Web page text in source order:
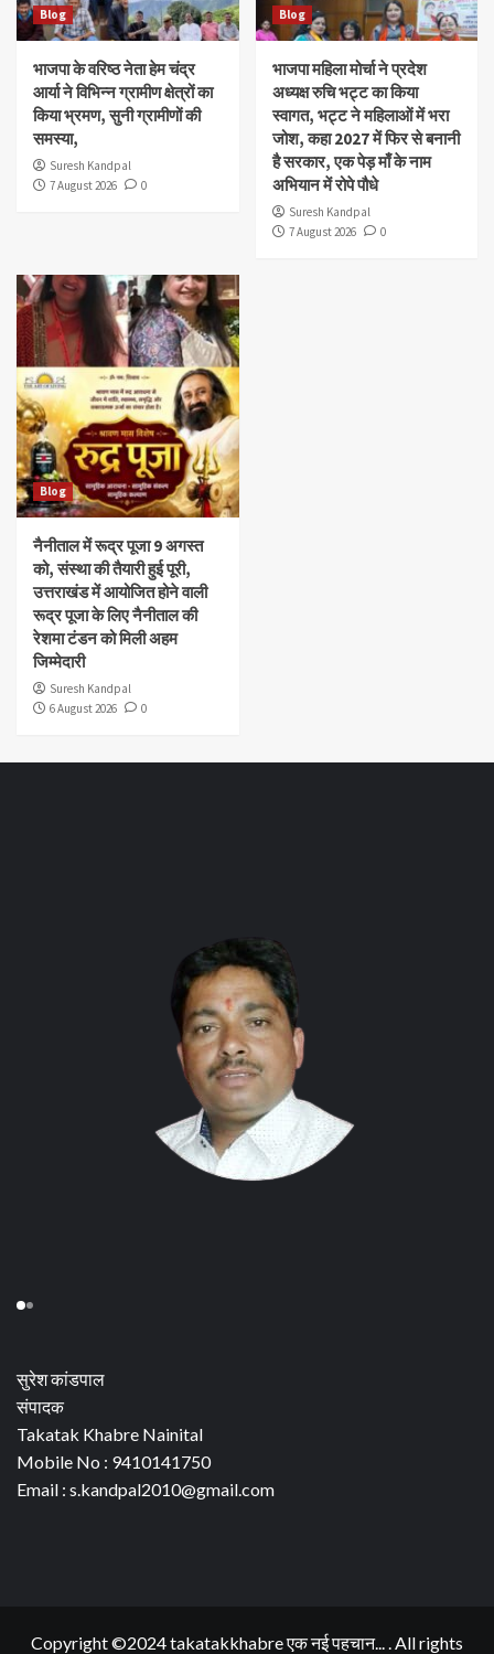
Blog
भाजपा के वरिष्ठ नेता हेम चंद्र
आर्या ने विभिन्न ग्रामीण क्षेत्रों का
किया भ्रमण, सुनी ग्रामीणों की
समस्या,
Suresh Kandpal
7 August 2026
0
Blog
भाजपा महिला मोर्चा ने प्रदेश
अध्यक्ष रुचि भट्ट का किया
स्वागत, भट्ट ने महिलाओं में भरा
जोश, कहा 2027 में फिर से बनानी
है सरकार, एक पेड़ माँ के नाम
अभियान में रोपे पौधे
Suresh Kandpal
7 August 2026
0
Blog
नैनीताल में रूद्र पूजा 9 अगस्त
को, संस्था की तैयारी हुई पूरी,
उत्तराखंड में आयोजित होने वाली
रूद्र पूजा के लिए नैनीताल की
रेशमा टंडन को मिली अहम
जिम्मेदारी
Suresh Kandpal
6 August 2026
0
सुरेश कांडपाल
संपादक
Takatak Khabre Nainital
Mobile No : 9410141750
Email : s.kandpal2010@gmail.com
Copyright ©2024 takatakkhabre एक नई पहचान... . All rights